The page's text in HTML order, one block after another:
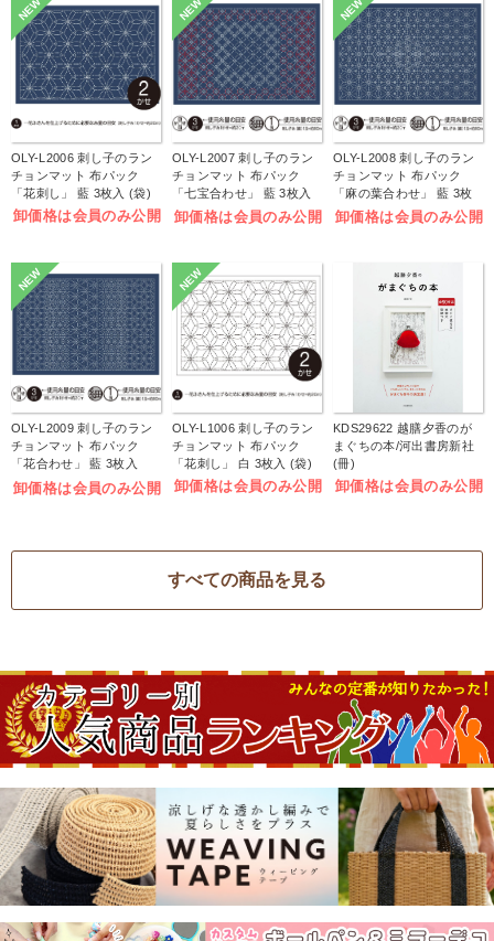
NEW
OLY-L2006 刺し子のラン
チョンマット 布パック
「花刺し」 藍 3枚入 (袋)
卸価格は会員のみ公開
NEW
OLY-L2007 刺し子のラン
チョンマット 布パック
「七宝合わせ」 藍 3枚入
(袋)
卸価格は会員のみ公開
NEW
OLY-L2008 刺し子のラン
チョンマット 布パック
「麻の葉合わせ」 藍 3枚
入 (袋)
卸価格は会員のみ公開
NEW
OLY-L2009 刺し子のラン
チョンマット 布パック
「花合わせ」 藍 3枚入
(袋)
卸価格は会員のみ公開
NEW
OLY-L1006 刺し子のラン
チョンマット 布パック
「花刺し」 白 3枚入 (袋)
卸価格は会員のみ公開
KDS29622 越膳夕香のが
まぐちの本/河出書房新社
(冊)
卸価格は会員のみ公開
すべての商品を見る